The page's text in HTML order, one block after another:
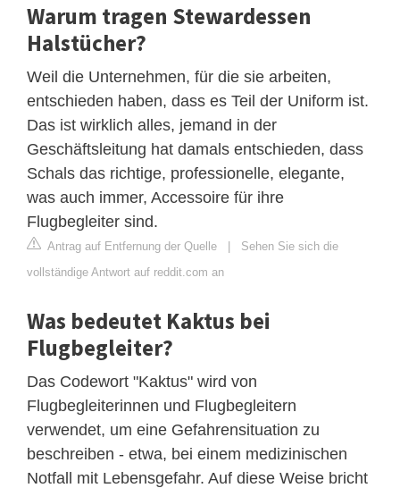
Warum tragen Stewardessen
Halstücher?
Weil die Unternehmen, für die sie arbeiten,
entschieden haben, dass es Teil der Uniform ist.
Das ist wirklich alles, jemand in der
Geschäftsleitung hat damals entschieden, dass
Schals das richtige, professionelle, elegante,
was auch immer, Accessoire für ihre
Flugbegleiter sind.
Antrag auf Entfernung der Quelle | Sehen Sie sich die
vollständige Antwort auf reddit.com an
Was bedeutet Kaktus bei
Flugbegleiter?
Das Codewort "Kaktus" wird von
Flugbegleiterinnen und Flugbegleitern
verwendet, um eine Gefahrensituation zu
beschreiben - etwa, bei einem medizinischen
Notfall mit Lebensgefahr. Auf diese Weise bricht